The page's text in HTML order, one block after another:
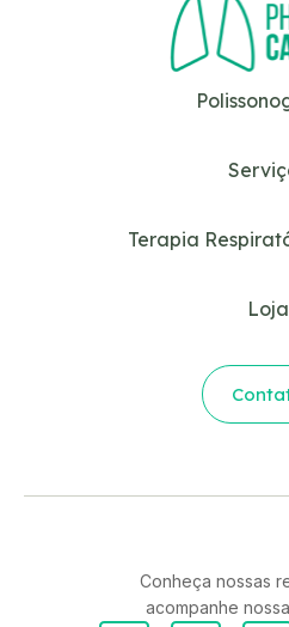
Terapia
Loja
Conheça nossas
acompanhe